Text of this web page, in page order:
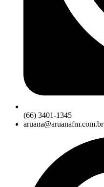
(66) 3401-1345
aruana@aruanafm.com.br